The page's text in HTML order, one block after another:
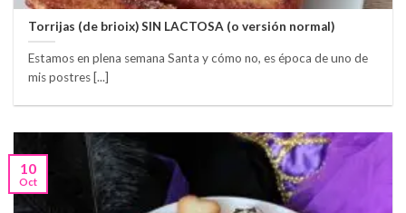
Torrijas (de brioix) SIN LACTOSA (o versión normal)
Estamos en plena semana Santa y cómo no, es época de uno de
mis postres [...]
10
Oct